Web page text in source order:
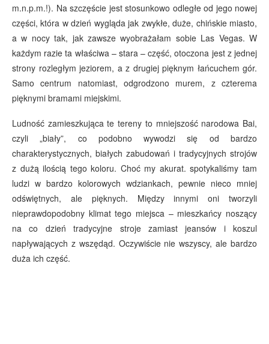
m.n.p.m.!). Na szczęście jest stosunkowo odległe od jego nowej
części, która w dzień wygląda jak zwykłe, duże, chińskie miasto,
a w nocy tak, jak zawsze wyobrażałam sobie Las Vegas. W
każdym razie ta właściwa – stara – część, otoczona jest z jednej
strony rozległym jeziorem, a z drugiej pięknym łańcuchem gór.
Samo centrum natomiast, odgrodzono murem, z czterema
pięknymi bramami miejskimi.
Ludność zamieszkująca te tereny to mniejszość narodowa Bai,
czyli „biały”, co podobno wywodzi się od bardzo
charakterystycznych, białych zabudowań i tradycyjnych strojów
z dużą ilością tego koloru. Choć my akurat. spotykaliśmy tam
ludzi w bardzo kolorowych wdziankach, pewnie nieco mniej
odświętnych, ale pięknych. Między innymi oni tworzyli
nieprawdopodobny klimat tego miejsca – mieszkańcy noszący
na co dzień tradycyjne stroje zamiast jeansów i koszul
napływających z wszędąd. Oczywiście nie wszyscy, ale bardzo
duża ich część.